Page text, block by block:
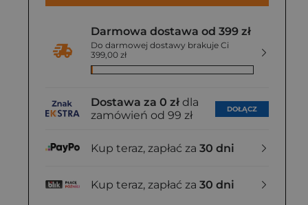
Darmowa dostawa od 399 zł
Do darmowej dostawy brakuje Ci
399,00 zł
Dostawa za 0 zł dla
zamówień od 99 zł
DOŁĄCZ
Kup teraz, zapłać za 30 dni
Kup teraz, zapłać za 30 dni